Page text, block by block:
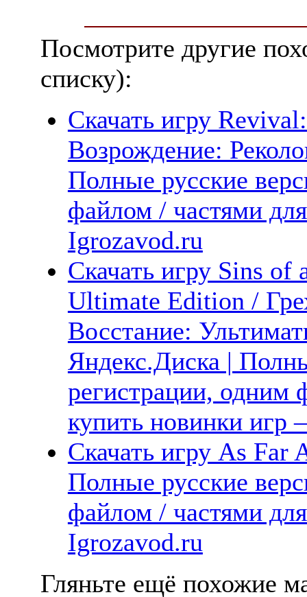
Посмотрите другие
списку):
Скачать игру
Возрождение:
Полные русские
файлом / частями
Igrozavod.ru
Скачать игру Sins
Ultimate Edition /
Восстание:
Яндекс.Диска |
регистрации, одним
купить новинки
Скачать игру As Far
Полные русские
файлом / частями
Igrozavod.ru
Гляньте ещё похожие